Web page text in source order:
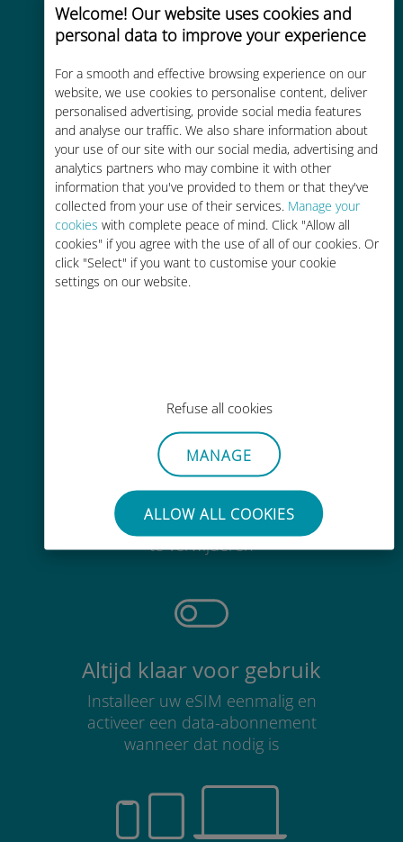
Welcome! Our website uses cookies and
personal data to improve your experience
For a smooth and effective browsing experience on our
website, we use cookies to personalise content, deliver
personalised advertising, provide social media features
and analyse our traffic. We also share information about
your use of our site with our social media, advertising and
analytics partners who may combine it with other
information that you've provided to them or that they've
collected from your use of their services. Manage your
cookies with complete peace of mind. Click "Allow all
cookies" if you agree with the use of all of our cookies. Or
click "Select" if you want to customise your cookie
settings on our website.
Refuse all cookies
MANAGE
ALLOW ALL COOKIES
Kosteneffectief
Tot 90% goedkoper dan
roamingkosten bij je huidige
provider
Moeiteloos
Je hoeft je bestaande simkaart niet
te verwijderen
Altijd klaar voor gebruik
Installeer uw eSIM eenmalig en
activeer een data-abonnement
wanneer dat nodig is